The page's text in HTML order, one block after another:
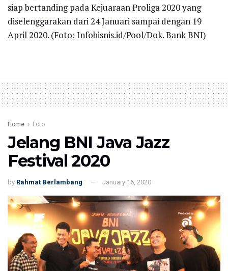
siap bertanding pada Kejuaraan Proliga 2020 yang
diselenggarakan dari 24 Januari sampai dengan 19
April 2020. (Foto: Infobisnis.id/Pool/Dok. Bank BNI)
Home Foto
Jelang BNI Java Jazz
Festival 2020
by Rahmat Berlambang January 16, 2020